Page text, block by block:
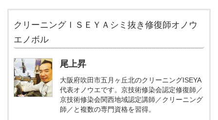
クリーニングＩＳＥＹＡシミ抜き修復師オノウ
エノボル
尾上昇
大阪府吹田市五月ヶ丘北のクリーニングISEYA
代表オノウエです。京技術修染会認定修復師／
京技術修染会関西地域認定講師／クリーニング
師／と複数の専門資格を習得。